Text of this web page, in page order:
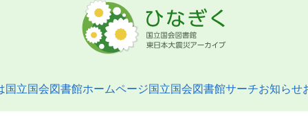
国立国会図書館ホームページ国立国会図書館サーチお知らせ